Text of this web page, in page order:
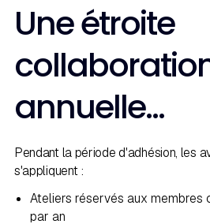
Une étroite
annuelle…
Pendant la période d'adhésion, les
s'appliquent :
Ateliers réservés aux membres
par an